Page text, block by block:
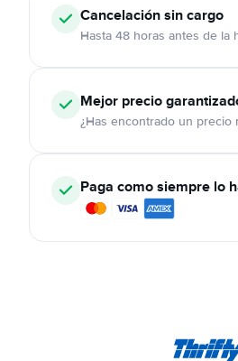
Cancelaciónsin cargo
Hasta 48 horas antes de la
Mejor precio
¿Has encontrado un precio
Paga como siempre lo